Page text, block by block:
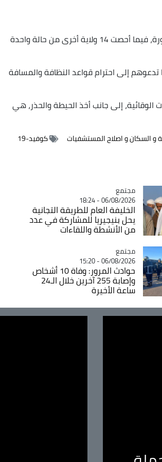
وأضاف البيان أن 22 ولاية لم تسجل بها أي حالة خلال الفترة المذكورة، فيما أحصت 14 ولاية أخرى من حالة واحدة
تدعوهم إلى احترام قواعد النظافة والمسافة
الوقائية، إلى جانب أخذ الحيطة والحذر، هي
و السكان و اصلاح المستشفيات كوفيد-19
Catégorie
مجتمع
06/08/2026 - 18:24
الخليفة العام للطريقة التجانية
يحل بنيجيريا للمشاركة في عدد
من الأنشطة واللقاءات
Catégorie
مجتمع
06/08/2026 - 15:20
حوادث المرور: وفاة 10 أشخاص
وإصابة 255 آخرين خلال الـ24
ساعة الأخيرة